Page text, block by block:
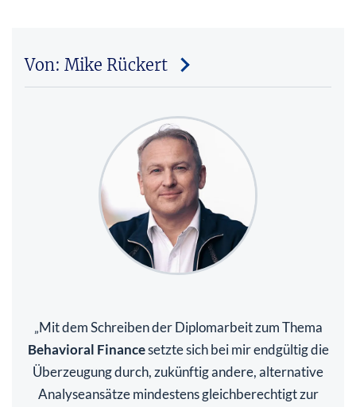
Von: Mike Rückert
Mit dem Schreiben der Diplomarbeit zum Thema
Behavioral Financesetzte sich bei mir endgültig die
Überzeugung durch, zukünftig andere, alternative
Analyseansätze mindestens gleichberechtigt zur